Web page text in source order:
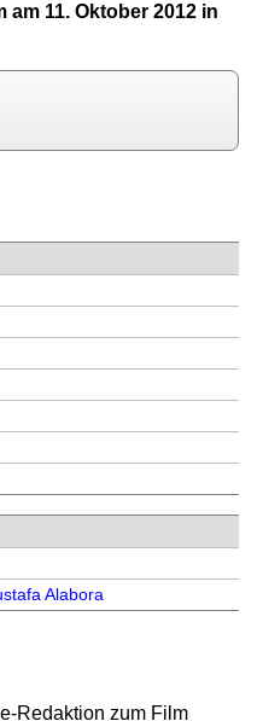
am 11. Oktober 2012 in
Alabora
-Redaktion zum Film